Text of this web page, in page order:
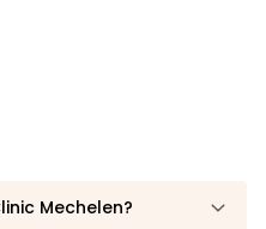
Mechelen?